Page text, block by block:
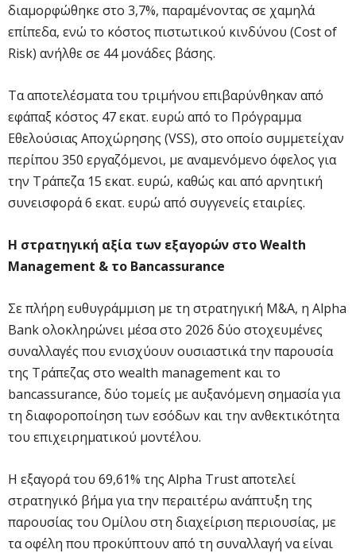
διαμορφώθηκε στο 3,7%, παραμένοντας σε χαμηλά
επίπεδα, ενώ το κόστος πιστωτικού κινδύνου (Cost of
Risk) ανήλθε σε 44 μονάδες βάσης.
Τα αποτελέσματα του τριμήνου επιβαρύνθηκαν από
εφάπαξ κόστος 47 εκατ. ευρώ από το Πρόγραμμα
Εθελούσιας Αποχώρησης (VSS), στο οποίο συμμετείχαν
περίπου 350 εργαζόμενοι, με αναμενόμενο όφελος για
την Τράπεζα 15 εκατ. ευρώ, καθώς και από αρνητική
συνεισφορά 6 εκατ. ευρώ από συγγενείς εταιρίες.
Η στρατηγική αξία των εξαγορών στο Wealth
Management & το Bancassurance
Σε πλήρη ευθυγράμμιση με τη στρατηγική M&A, η Alpha
Bank ολοκληρώνει μέσα στο 2026 δύο στοχευμένες
συναλλαγές που ενισχύουν ουσιαστικά την παρουσία
της Τράπεζας στο wealth management και το
bancassurance, δύο τομείς με αυξανόμενη σημασία για
τη διαφοροποίηση των εσόδων και την ανθεκτικότητα
του επιχειρηματικού μοντέλου.
Η εξαγορά του 69,61% της Alpha Trust αποτελεί
στρατηγικό βήμα για την περαιτέρω ανάπτυξη της
παρουσίας του Ομίλου στη διαχείριση περιουσίας, με
τα οφέλη που προκύπτουν από τη συναλλαγή να είναι